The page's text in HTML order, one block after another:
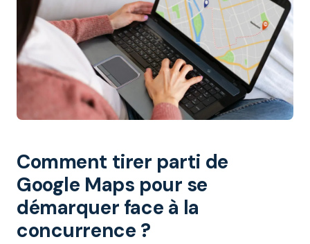
Comment tirer parti de
Google Maps pour se
démarquer face à la
concurrence ?